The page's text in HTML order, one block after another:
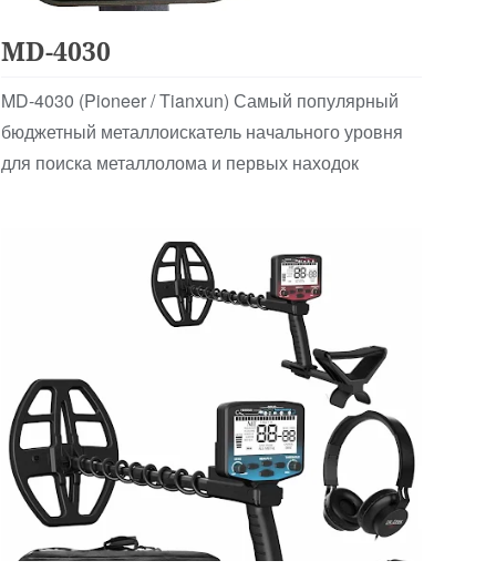
Аналоговые
MD-4030
MD-4030 (Pioneer / Tianxun) Самый популярный
бюджетный металлоискатель начального уровня
для поиска металлолома и первых находок
Для Начинающих